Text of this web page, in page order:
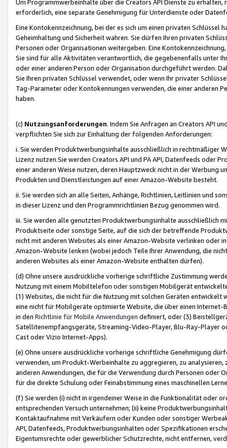
Um Programmwerbeinhalte über die Creators API Dienste zu
erforderlich, eine separate Genehmigung für Unterdienste oder
Eine Kontokennzeichnung, bei der es sich um einen privaten
Geheimhaltung und Sicherheit wahren. Sie dürfen Ihren privaten
Personen oder Organisationen weitergeben. Eine
Sie sind für alle Aktivitäten verantwortlich, die gegebenenfalls unter
oder einer anderen Person oder Organisation durchgeführt werden.
Sie Ihren privaten Schlüssel verwendet, oder wenn Ihr privater
Tag-Parameter oder Kontokennungen verwenden, die einer anderen
haben.
(c) Nutzungsanforderungen. Indem Sie Anfragen an Creators API
verpflichten Sie sich zur Einhaltung der folgenden Anforderungen:
i. Sie werden Produktwerbungsinhalte ausschließlich in rechtmäßiger
Lizenz nutzen.Sie werden Creators API und PA API, Datenfeeds oder
einer anderen Weise nutzen, deren Hauptzweck nicht in der Werbung
Produkten und Dienstleistungen auf einer Amazon-Website besteht.
ii. Sie werden sich an alle Seiten, Anhänge, Richtlinien, Leitlinien und
in dieser Lizenz und den Programmrichtlinien Bezug genommen wird.
iii. Sie werden alle genutzten Produktwerbungsinhalte ausschließlich
Produktseite oder sonstige Seite, auf die sich der betreffende
nicht mit anderen Websites als einer Amazon-Website verlinken oder
Amazon-Website lenken (wobei jedoch Teile Ihrer Anwendung, die
anderen Websites als einer Amazon-Website enthalten dürfen).
(d) Ohne unsere ausdrückliche vorherige schriftliche Zustimmung
Nutzung mit einem Mobiltelefon oder sonstigen Mobilgerät
(1) Websites, die nicht für die Nutzung mit solchen Geräten
eine nicht für Mobilgeräte optimierte Website, die über einen
in den Richtlinie für Mobile Anwendungen definiert, oder (3)
Satellitenempfangsgeräte, Streaming-Video-Player, Blu-Ray-Player
Cast oder Vizio Internet-Apps).
(e) Ohne unsere ausdrückliche vorherige schriftliche Genehmigung
verwenden, um Produkt-Werbeinhalte zu aggregieren, zu
anderen Anwendungen, die für die Verwendung durch Personen
für die direkte Schulung oder Feinabstimmung eines maschinellen
(f) Sie werden (i) nicht in irgendeiner Weise in die Funktionalität oder
entsprechenden Versuch unternehmen; (ii) keine
Kontaktaufnahme mit Verkäufern oder Kunden oder sonstiger
API, Datenfeeds, Produktwerbungsinhalten oder Spezifikationen
Eigentumsrechte oder gewerblicher Schutzrechte, nicht entfernen,